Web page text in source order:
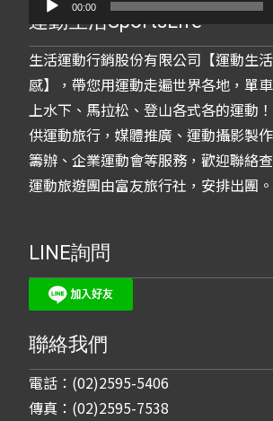
00:00
運動生活SportsLife
生活運動行銷股份有限公司【運動生
感】，帶您用運動走遍世界各地，單
上水下、馬拉松、登山各式各的運動
供運動旅行，媒體推廣、運動攝影製
籌辦、企業運動會等服務，歡迎聯絡
運動旅遊團由富友旅行社，安排出團。
LINE詢問
聯絡我們
電話：(02)2595-5406
傳真：(02)2595-7538